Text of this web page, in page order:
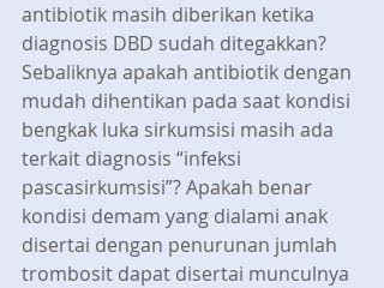
antibiotik masih diberikan ketika
diagnosis DBD sudah ditegakkan?
Sebaliknya apakah antibiotik dengan
mudah dihentikan pada saat kondisi
bengkak luka sirkumsisi masih ada
terkait diagnosis “infeksi
pascasirkumsisi”? Apakah benar
kondisi demam yang dialami anak
disertai dengan penurunan jumlah
trombosit dapat disertai munculnya